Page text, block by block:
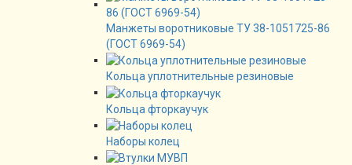
Манжеты воротниковые ТУ 38-1051725-86
(ГОСТ 6969-54)
Кольца уплотнительные резиновые
Кольца фторкаучук
Наборы колец